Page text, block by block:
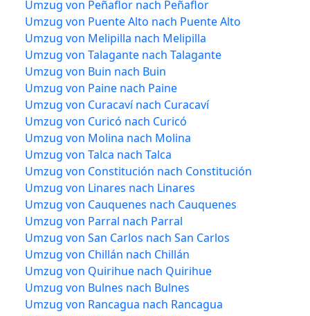
Umzug von Peñaflor nach Peñaflor
Umzug von Puente Alto nach Puente Alto
Umzug von Melipilla nach Melipilla
Umzug von Talagante nach Talagante
Umzug von Buin nach Buin
Umzug von Paine nach Paine
Umzug von Curacaví nach Curacaví
Umzug von Curicó nach Curicó
Umzug von Molina nach Molina
Umzug von Talca nach Talca
Umzug von Constitución nach Constitución
Umzug von Linares nach Linares
Umzug von Cauquenes nach Cauquenes
Umzug von Parral nach Parral
Umzug von San Carlos nach San Carlos
Umzug von Chillán nach Chillán
Umzug von Quirihue nach Quirihue
Umzug von Bulnes nach Bulnes
Umzug von Rancagua nach Rancagua